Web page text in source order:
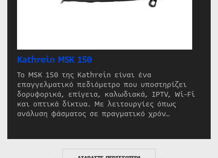
Kathrein MSK 150
Το MSK 150 της Kathrein είναι ένα
επαγγελματικό πεδιόμετρο που υποστηρίζει
δορυφορικά, επίγεια, καλωδιακά, IPTV, Wi-Fi
και οπτικά δίκτυα. Με λειτουργίες όπως
ανάλυση φάσματος σε πραγματικό χρόν…